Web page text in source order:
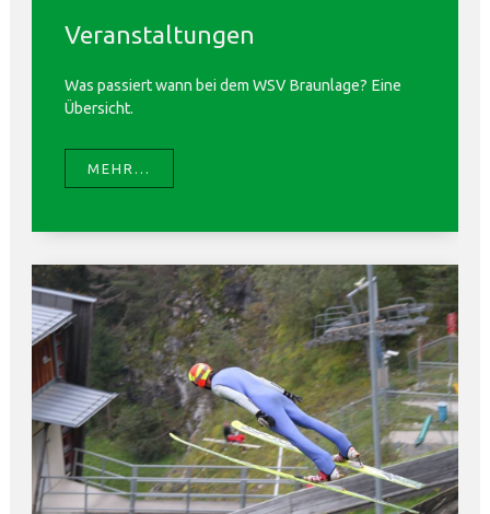
Veranstaltungen
Was passiert wann bei dem WSV Braunlage? Eine
Übersicht.
MEHR...